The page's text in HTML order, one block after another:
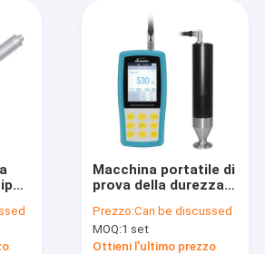
Macchina portatile di
prova della durezza
motorizzata SU-
410D
Prezzo:Can be discussed
MOQ:1 set
Ottieni l'ultimo prezzo